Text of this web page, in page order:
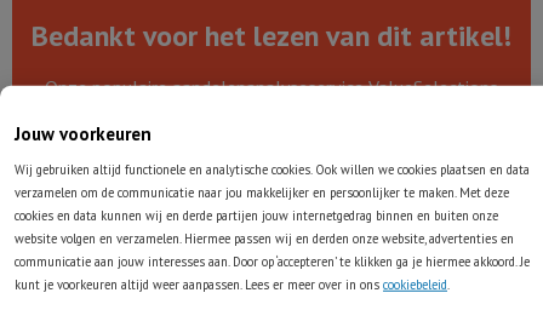
Jouw voorkeuren
Wij gebruiken altijd functionele en analytische cookies. Ook willen we cookies plaatsen en data
verzamelen om de communicatie naar jou makkelijker en persoonlijker te maken. Met deze
cookies en data kunnen wij en derde partijen jouw internetgedrag binnen en buiten onze
website volgen en verzamelen. Hiermee passen wij en derden onze website, advertenties en
communicatie aan jouw interesses aan. Door op ‘accepteren’ te klikken ga je hiermee akkoord. Je
kunt je voorkeuren altijd weer aanpassen. Lees er meer over in ons cookiebeleid
Bedankt voor het lezen van dit artikel!
Onze populaire aandelenanalyseservice ValueSelections
aantrekkelijke value-aandelen in het vervolg zelf ook!
Gratis voorbeeldrapport downloaden